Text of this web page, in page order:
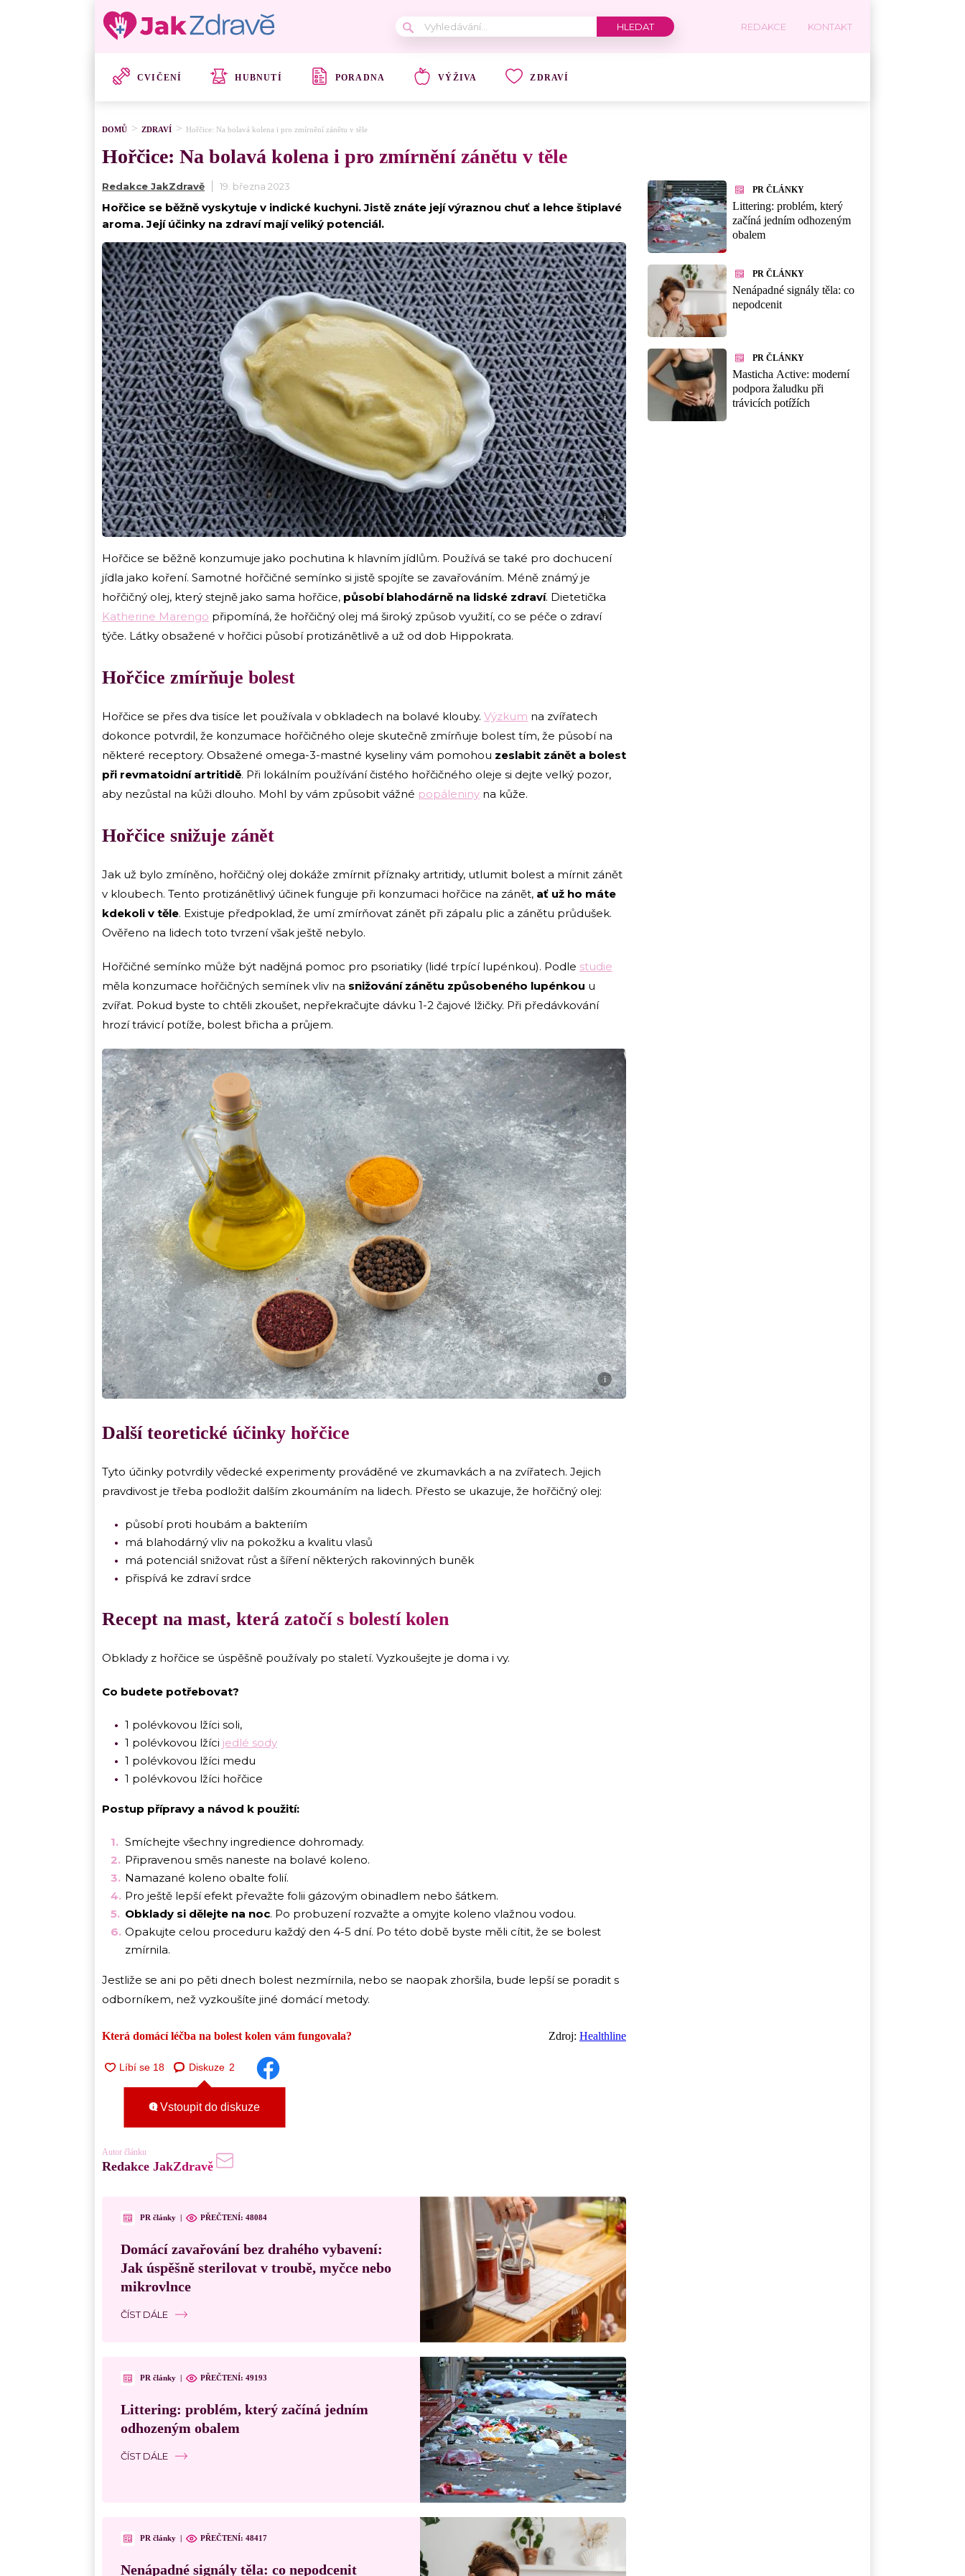
REDAKCE KONTAKT
CVIČENÍ HUBNUTÍ PORADNA VÝŽIVA ZDRAVÍ
DOMŮ ZDRAVÍ Hořčice: Na bolavá kolena i pro zmírnění zánětu v těle
Hořčice: Na bolavá kolena i pro zmírnění zánětu v těle
Redakce JakZdravě 19. března 2023
Hořčice se běžně vyskytuje v indické kuchyni. Jistě znáte její výraznou chuť a lehce štiplavé
aroma. Její účinky na zdraví mají veliký potenciál.
i
Hořčice se běžně konzumuje jako pochutina k hlavním jídlům. Používá se také pro dochucení
jídla jako koření. Samotné hořčičné semínko si jistě spojíte se zavařováním. Méně známý je
hořčičný olej, který stejně jako sama hořčice, působí blahodárně na lidské zdraví. Dietetička
Katherine Marengo připomíná, že hořčičný olej má široký způsob využití, co se péče o zdraví
týče. Látky obsažené v hořčici působí protizánětlivě a už od dob Hippokrata.
Hořčice zmírňuje bolest
Hořčice se přes dva tisíce let používala v obkladech na bolavé klouby. Výzkum na zvířatech
dokonce potvrdil, že konzumace hořčičného oleje skutečně zmírňuje bolest tím, že působí na
některé receptory. Obsažené omega-3-mastné kyseliny vám pomohou zeslabit zánět a bolest
při revmatoidní artritidě. Při lokálním používání čistého hořčičného oleje si dejte velký pozor,
aby nezůstal na kůži dlouho. Mohl by vám způsobit vážné popáleniny na kůže.
Hořčice snižuje zánět
Jak už bylo zmíněno, hořčičný olej dokáže zmírnit příznaky artritidy, utlumit bolest a mírnit zánět
v kloubech. Tento protizánětlivý účinek funguje při konzumaci hořčice na zánět, ať už ho máte
kdekoli v těle. Existuje předpoklad, že umí zmírňovat zánět při zápalu plic a zánětu průdušek.
Ověřeno na lidech toto tvrzení však ještě nebylo.
Hořčičné semínko může být nadějná pomoc pro psoriatiky (lidé trpící lupénkou). Podle studie
měla konzumace hořčičných semínek vliv na snižování zánětu způsobeného lupénkou u
zvířat. Pokud byste to chtěli zkoušet, nepřekračujte dávku 1-2 čajové lžičky. Při předávkování
hrozí trávicí potíže, bolest břicha a průjem.
i
Další teoretické účinky hořčice
Tyto účinky potvrdily vědecké experimenty prováděné ve zkumavkách a na zvířatech. Jejich
pravdivost je třeba podložit dalším zkoumáním na lidech. Přesto se ukazuje, že hořčičný olej:
působí proti houbám a bakteriím
má blahodárný vliv na pokožku a kvalitu vlasů
má potenciál snižovat růst a šíření některých rakovinných buněk
přispívá ke zdraví srdce
Recept na mast, která zatočí s bolestí kolen
Obklady z hořčice se úspěšně používaly po staletí. Vyzkoušejte je doma i vy.
Co budete potřebovat?
1 polévkovou lžíci soli,
1 polévkovou lžíci jedlé sody
1 polévkovou lžíci medu
1 polévkovou lžíci hořčice
Postup přípravy a návod k použití:
Smíchejte všechny ingredience dohromady.
Připravenou směs naneste na bolavé koleno.
Namazané koleno obalte folií.
Pro ještě lepší efekt převažte folii gázovým obinadlem nebo šátkem.
Obklady si dělejte na noc. Po probuzení rozvažte a omyjte koleno vlažnou vodou.
Opakujte celou proceduru každý den 4-5 dní. Po této době byste měli cítit, že se bolest
zmírnila.
Jestliže se ani po pěti dnech bolest nezmírnila, nebo se naopak zhoršila, bude lepší se poradit s
odborníkem, než vyzkoušíte jiné domácí metody.
Která domácí léčba na bolest kolen vám fungovala? Zdroj: Healthline
Diskuze 2
Vstoupit do diskuze
Autor článku
Redakce JakZdravě
PR články PŘEČTENÍ: 48084
Domácí zavařování bez drahého vybavení:
Jak úspěšně sterilovat v troubě, myčce nebo
mikrovlnce
ČÍST DÁLE
PR články PŘEČTENÍ: 49193
Littering: problém, který začíná jedním
odhozeným obalem
ČÍST DÁLE
PR články PŘEČTENÍ: 48417
Nenápadné signály těla: co nepodcenit
PR ČLÁNKY
Littering: problém, který
začíná jedním odhozeným
obalem
PR ČLÁNKY
Nenápadné signály těla: co
nepodcenit
PR ČLÁNKY
Masticha Active: moderní
podpora žaludku při
trávicích potížích